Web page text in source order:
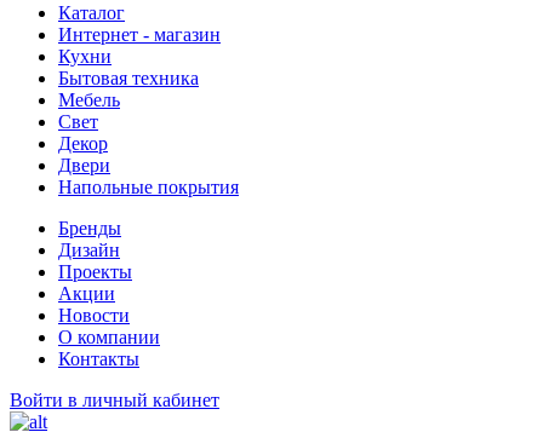
Каталог
Интернет - магазин
Кухни
Бытовая техника
Мебель
Свет
Декор
Двери
Напольные покрытия
Бренды
Дизайн
Проекты
Акции
Новости
О компании
Контакты
Войти в личный кабинет